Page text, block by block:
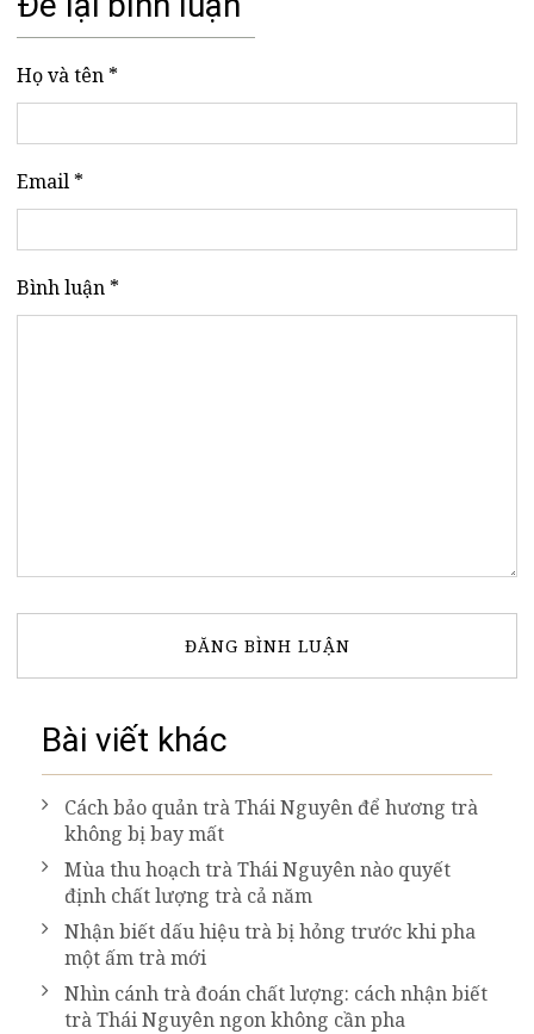
Họ và tên *
Email *
Bình luận *
Bài viết khác
Cách bảo quản trà Thái Nguyên để hương trà
không bị bay mất
Mùa thu hoạch trà Thái Nguyên nào quyết
định chất lượng trà cả năm
Nhận biết dấu hiệu trà bị hỏng trước khi pha
một ấm trà mới
Nhìn cánh trà đoán chất lượng: cách nhận biết
trà Thái Nguyên ngon không cần pha